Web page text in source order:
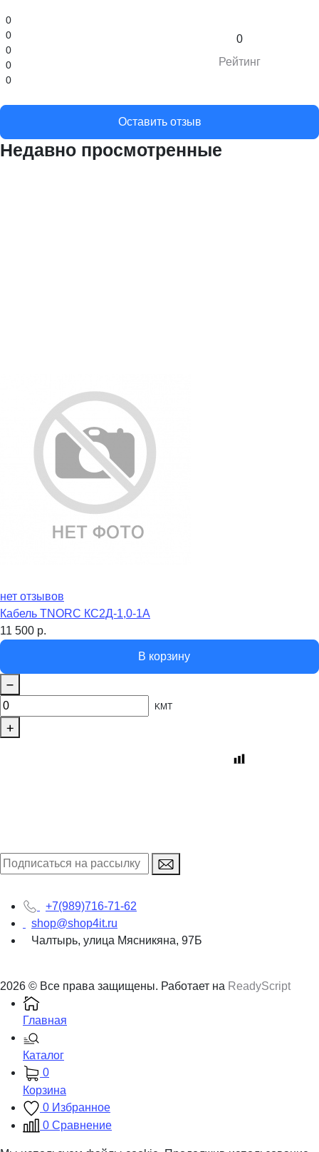
0
0
0
0
0
0
Рейтинг
Оставить отзыв
Недавно просмотренные
нет отзывов
Кабель TNORC КС2Д-1,0-1А
11 500 р.
В корзину
KMT
+7(989)716-71-62
shop@shop4it.ru
Чалтырь, улица Мясникяна, 97Б
2026 © Все права защищены. Работает на ReadyScript
Главная
Каталог
0
Корзина
0 Избранное
0 Сравнение